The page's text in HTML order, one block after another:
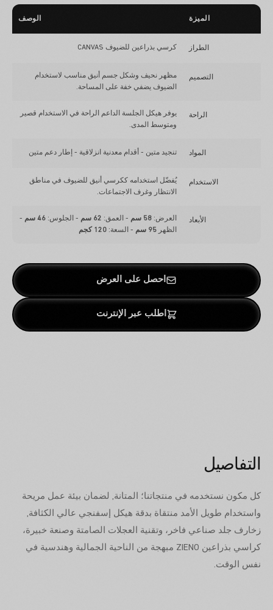
الميزة الوصف
الطراز كرسي بذراعين للضيوف CANVAS
التصميم
مظهر نحيف وشكل جسم أنيق مناسب لاستخدام
الضيوف يضفي خفة على المساحة.
الراحة
يوفر هيكل الجلسة الداعم الراحة في الاستخدام قصير
ومتوسط المدى.
المواد تنجيد متين - أقدام معدنية انزلاقية - إطار دعم متين
الاستخدام
يُفضّل استخدامه ككرسي أنيق للضيوف في مناطق
الانتظار وغرف الاجتماعات.
الأبعاد العرض: 58 سم - العمق: 62 سم - الجلوس: 46 سم
-
الظهر 95 سم - السعة: 120 كجم
احصل على العرض
اطلب عبر الإنترنت
التفاصيل
كل مكون نستخدمه في منتجاتنا؛ المتانة, لضمان بيئة عمل مريحة
واستخدام طويل الأمد منتقاة بدقة هيكل إسفنجي عالي الكثافة,
زخارف جلد صناعي فاخر، وتقنية العجلات الصامتة وصنعة خبيرة،
كراسي بذراعين ZIENO مبهجة من الناحية الجمالية وهندسية في
نفس الوقت.